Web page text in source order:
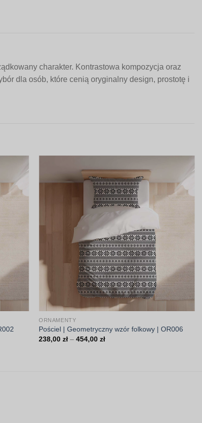
charakter. Kontrastowa kompozycja oraz
dla osób, które cenią oryginalny design, prostotę i
ORNAMENTY
Pościel | Geometryczny wzór folkowy | OR006
238,00zł – 454,00złZakres